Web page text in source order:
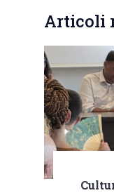
Articoli